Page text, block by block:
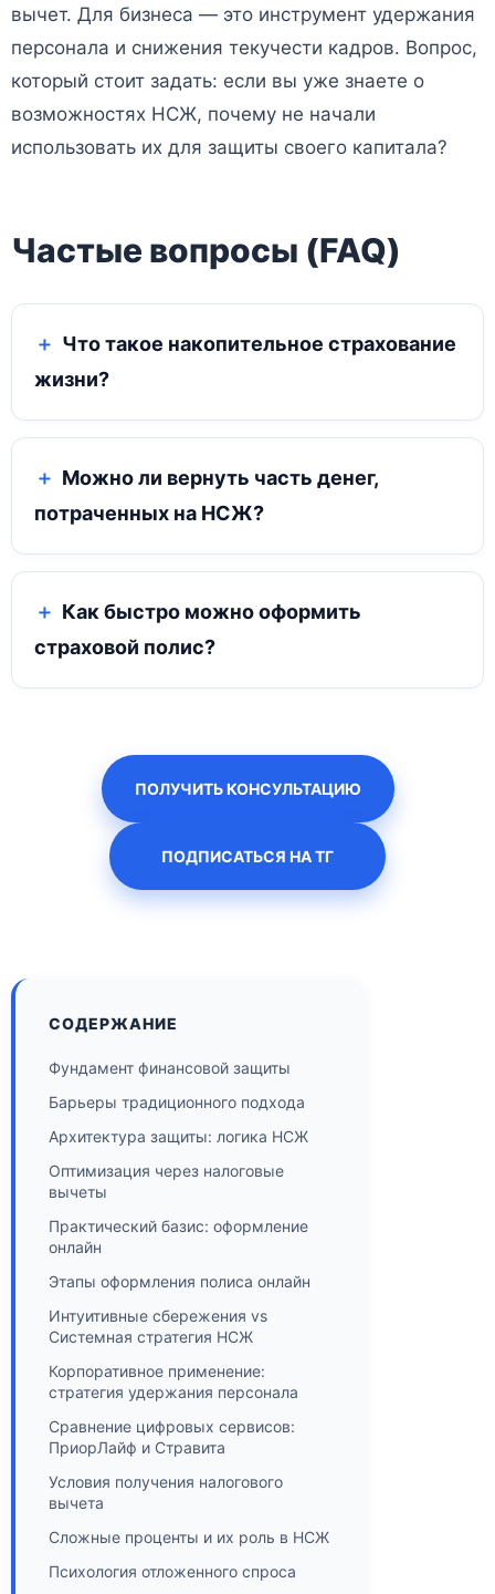
вычет. Для бизнеса — это инструмент удержания
персонала и снижения текучести кадров. Вопрос,
который стоит задать: если вы уже знаете о
возможностях НСЖ, почему не начали
использовать их для защиты своего капитала?
Частые вопросы (FAQ)
Что такое накопительное страхование
жизни?
Можно ли вернуть часть денег,
потраченных на НСЖ?
Как быстро можно оформить
страховой полис?
ПОЛУЧИТЬ КОНСУЛЬТАЦИЮ
ПОДПИСАТЬСЯ НА ТГ
СОДЕРЖАНИЕ
Фундамент финансовой защиты
Барьеры традиционного подхода
Архитектура защиты: логика НСЖ
Оптимизация через налоговые
вычеты
Практический базис: оформление
онлайн
Этапы оформления полиса онлайн
Интуитивные сбережения vs
Системная стратегия НСЖ
Корпоративное применение:
стратегия удержания персонала
Сравнение цифровых сервисов:
ПриорЛайф и Стравита
Условия получения налогового
вычета
Сложные проценты и их роль в НСЖ
Психология отложенного спроса